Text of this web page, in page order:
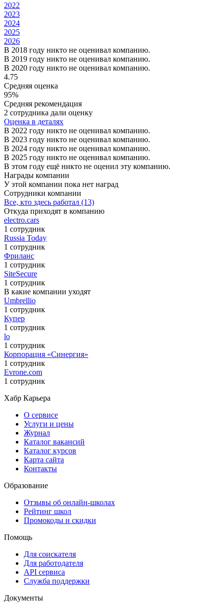
2022
2023
2024
2025
2026
В 2018 году никто не оценивал компанию.
В 2019 году никто не оценивал компанию.
В 2020 году никто не оценивал компанию.
4.75
Средняя оценка
95%
Средняя рекомендация
2 сотрудника дали оценку
Оценка в деталях
В 2022 году никто не оценивал компанию.
В 2023 году никто не оценивал компанию.
В 2024 году никто не оценивал компанию.
В 2025 году никто не оценивал компанию.
В этом году ещё никто не оценил эту компанию.
Награды компании
У этой компании пока нет наград
Сотрудники компании
Все, кто здесь работал (13)
Откуда приходят в компанию
electro.cars
1 сотрудник
Russia Today
1 сотрудник
Фриланс
1 сотрудник
SiteSecure
1 сотрудник
В какие компании уходят
Umbrellio
1 сотрудник
Купер
1 сотрудник
lo
1 сотрудник
Корпорация «Синергия»
1 сотрудник
Evrone.com
1 сотрудник
Хабр Карьера
О сервисе
Услуги и цены
Журнал
Каталог вакансий
Каталог курсов
Карта сайта
Контакты
Образование
Отзывы об онлайн-школах
Рейтинг школ
Промокоды и скидки
Помощь
Для соискателя
Для работодателя
API сервиса
Служба поддержки
Документы